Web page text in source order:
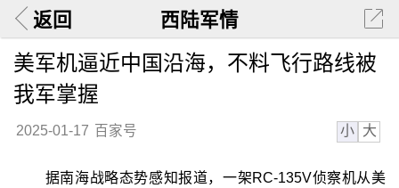
返回 西陆军情
美军机逼近中国沿海，不料飞行路线被
我军掌握
2025-01-17 百家号 小 大
据南海战略态势感知报道，一架RC-135V侦察机从美